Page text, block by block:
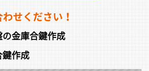
せください！
金庫合鍵作成
作成